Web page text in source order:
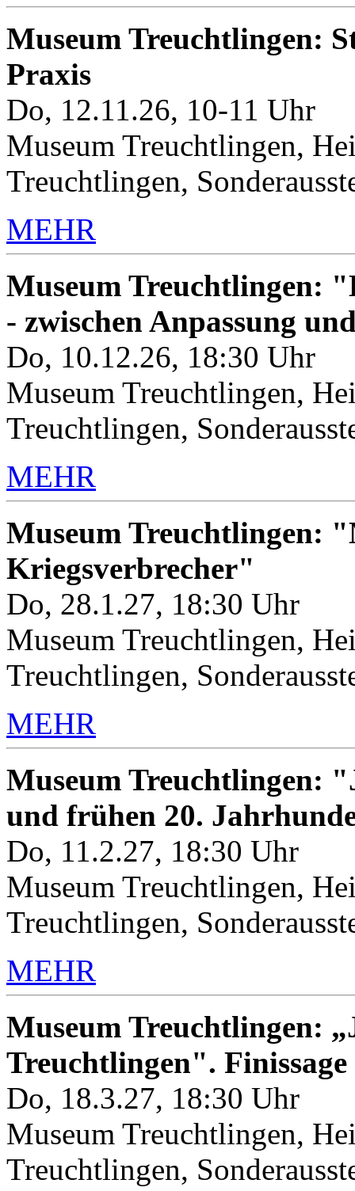
Museum Treuchtlingen:
Praxis
Do, 12.11.26, 10-11 Uhr
Museum Treuchtlingen,
Treuchtlingen,
MEHR
Museum Treuchtlingen:
- zwischen Anpassung
Do, 10.12.26, 18:30 Uhr
Museum Treuchtlingen,
Treuchtlingen,
MEHR
Museum Treuchtlingen:
Kriegsverbrecher"
Do, 28.1.27, 18:30 Uhr
Museum Treuchtlingen,
Treuchtlingen,
MEHR
Museum Treuchtlingen:
und frühen 20.
Do, 11.2.27, 18:30 Uhr
Museum Treuchtlingen,
Treuchtlingen,
MEHR
Museum Treuchtlingen:
Treuchtlingen". Finissage
Do, 18.3.27, 18:30 Uhr
Museum Treuchtlingen,
Treuchtlingen,